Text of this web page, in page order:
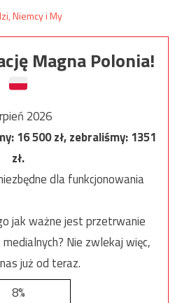
Magna Polonia!
2026
16 500zł, zebraliśmy:1351
zł.
dla funkcjonowania
jak ważne jest przetrwanie
Nie zwlekaj więc,
już od teraz.
8%